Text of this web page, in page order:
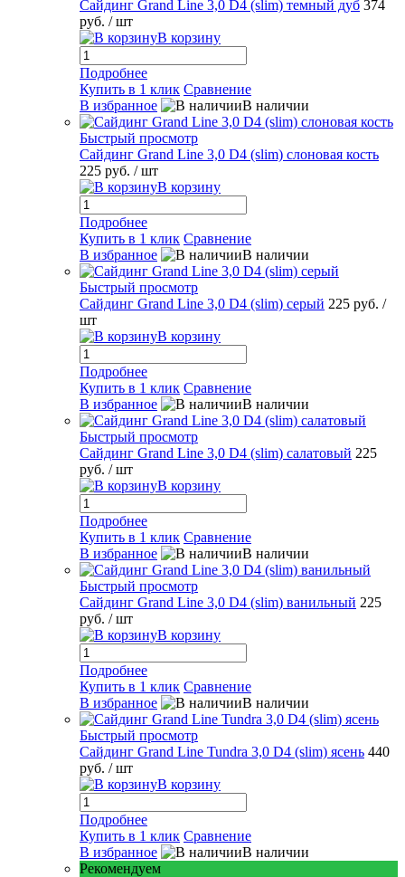
Сайдинг Grand Line 3,0 D4 (slim) темный дуб 374
руб. / шт
В корзину
Подробнее
Купить в 1 клик Сравнение
В избранное
В наличии
Быстрый просмотр
Сайдинг Grand Line 3,0 D4 (slim) слоновая кость
225 руб. / шт
В корзину
Подробнее
Купить в 1 клик Сравнение
В избранное
В наличии
Быстрый просмотр
Сайдинг Grand Line 3,0 D4 (slim) серый 225 руб. /
шт
В корзину
Подробнее
Купить в 1 клик Сравнение
В избранное
В наличии
Быстрый просмотр
Сайдинг Grand Line 3,0 D4 (slim) салатовый 225
руб. / шт
В корзину
Подробнее
Купить в 1 клик Сравнение
В избранное
В наличии
Быстрый просмотр
Сайдинг Grand Line 3,0 D4 (slim) ванильный 225
руб. / шт
В корзину
Подробнее
Купить в 1 клик Сравнение
В избранное
В наличии
Быстрый просмотр
Сайдинг Grand Line Tundra 3,0 D4 (slim) ясень 440
руб. / шт
В корзину
Подробнее
Купить в 1 клик Сравнение
В избранное
В наличии
Рекомендуем